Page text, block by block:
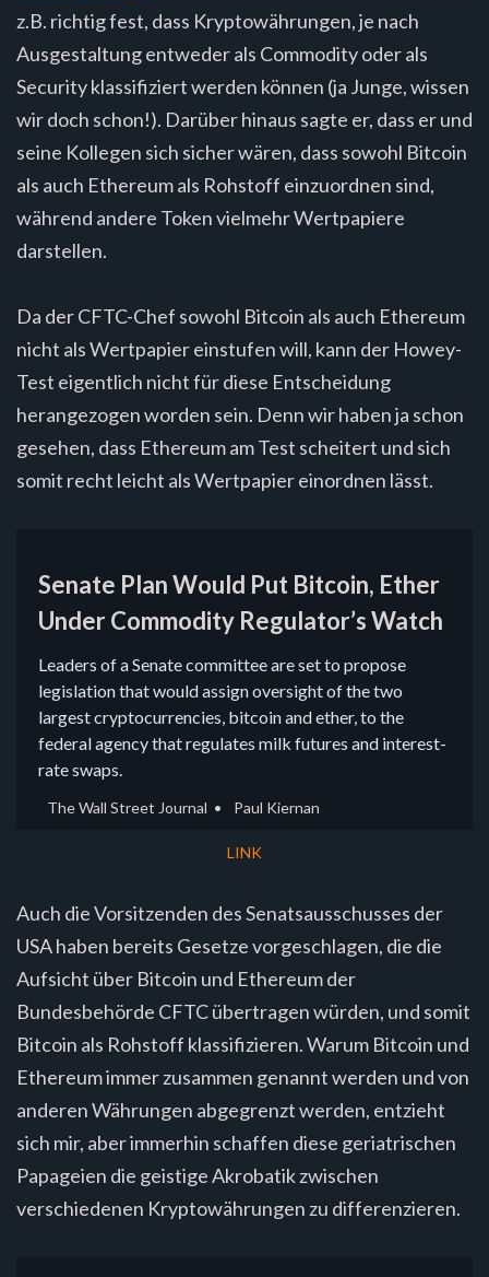
z.B. richtig fest, dass Kryptowährungen, je nach
Ausgestaltung entweder als Commodity oder als
Security klassifiziert werden können (ja Junge, wissen
wir doch schon!). Darüber hinaus sagte er, dass er und
seine Kollegen sich sicher wären, dass sowohl Bitcoin
als auch Ethereum als Rohstoff einzuordnen sind,
während andere Token vielmehr Wertpapiere
darstellen.
Da der CFTC-Chef sowohl Bitcoin als auch Ethereum
nicht als Wertpapier einstufen will, kann der Howey-
Test eigentlich nicht für diese Entscheidung
herangezogen worden sein. Denn wir haben ja schon
gesehen, dass Ethereum am Test scheitert und sich
somit recht leicht als Wertpapier einordnen lässt.
Senate Plan Would Put Bitcoin, Ether
Under Commodity Regulator’s Watch
Leaders of a Senate committee are set to propose
legislation that would assign oversight of the two
largest cryptocurrencies, bitcoin and ether, to the
federal agency that regulates milk futures and interest-
rate swaps.
The Wall Street Journal Paul Kiernan
LINK
Auch die Vorsitzenden des Senatsausschusses der
USA haben bereits Gesetze vorgeschlagen, die die
Aufsicht über Bitcoin und Ethereum der
Bundesbehörde CFTC übertragen würden, und somit
Bitcoin als Rohstoff klassifizieren. Warum Bitcoin und
Ethereum immer zusammen genannt werden und von
anderen Währungen abgegrenzt werden, entzieht
sich mir, aber immerhin schaffen diese geriatrischen
Papageien die geistige Akrobatik zwischen
verschiedenen Kryptowährungen zu differenzieren.